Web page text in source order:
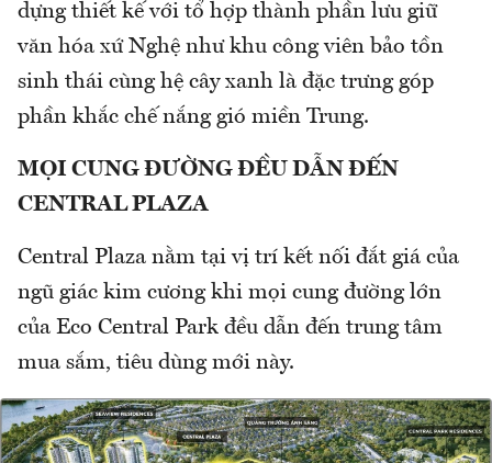
dựng thiết kế với tổ hợp thành phần lưu giữ
văn hóa xứ Nghệ như khu công viên bảo tồn
sinh thái cùng hệ cây xanh là đặc trưng góp
phần khắc chế nắng gió miền Trung.
MỌI CUNG ĐƯỜNG ĐỀU DẪN ĐẾN
CENTRAL PLAZA
Central Plaza nằm tại vị trí kết nối đắt giá của
ngũ giác kim cương khi mọi cung đường lớn
của Eco Central Park đều dẫn đến trung tâm
mua sắm, tiêu dùng mới này.